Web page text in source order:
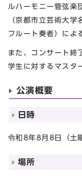
ルハーモニー管弦楽
（京都市立芸術大
フルート奏者）によ
また、コンサート終
学生に対するマスタ
公演概要
日時
令和8年8月8日（土
場所